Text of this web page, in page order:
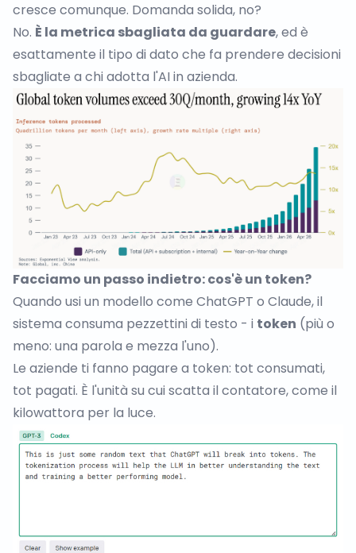
cresce comunque. Domanda solida, no?
No. È la metrica sbagliata da guardare, ed è
esattamente il tipo di dato che fa prendere decisioni
sbagliate a chi adotta l'AI in azienda.
Facciamo un passo indietro: cos'è un token?
Quando usi un modello come ChatGPT o Claude, il
sistema consuma pezzettini di testo - i token (più o
meno: una parola e mezza l'uno).
Le aziende ti fanno pagare a token: tot consumati,
tot pagati. È l'unità su cui scatta il contatore, come il
kilowattora per la luce.